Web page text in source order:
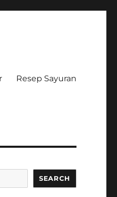
Resep Sayuran
SEARCH